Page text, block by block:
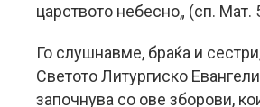
царството небесно„ (сп. Мат.
Го слушнавме, браќа и
Светото Литургиско
започнува со ове зборови,